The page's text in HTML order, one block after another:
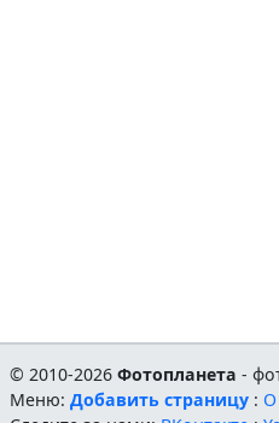
© 2010-2026Фотопланета -
Меню:Добавить страницу : О